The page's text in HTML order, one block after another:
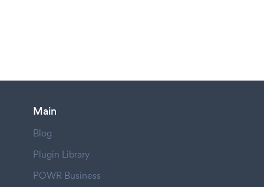
Main
Blog
Plugin Library
POWR Business